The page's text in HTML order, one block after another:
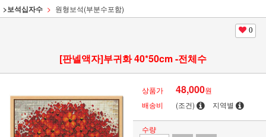
>보석십자수 원형보석(부분수포함)
0
[판넬액자]부귀화 40*50cm -전체수
상품가 48,000원
배송비
(조건) 지역별
수량